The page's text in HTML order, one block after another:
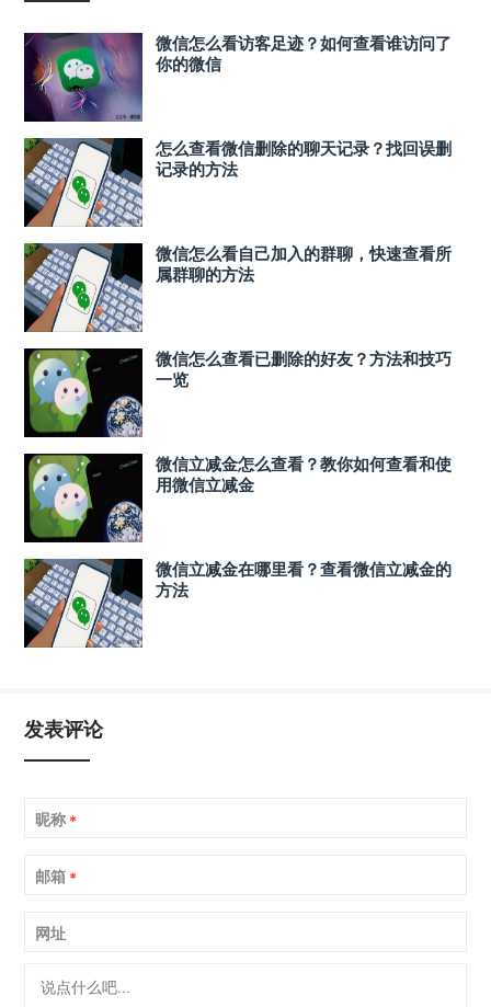
微信怎么看访客足迹？如何查看谁访问了
你的微信
怎么查看微信删除的聊天记录？找回误删
记录的方法
微信怎么看自己加入的群聊，快速查看所
属群聊的方法
微信怎么查看已删除的好友？方法和技巧
一览
微信立减金怎么查看？教你如何查看和使
用微信立减金
微信立减金在哪里看？查看微信立减金的
方法
发表评论
昵称 *
邮箱 *
网址